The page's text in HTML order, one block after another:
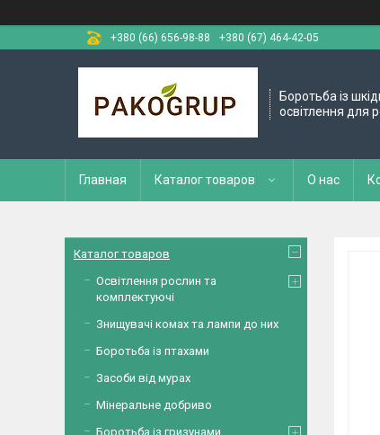
+380 (66) 656-98-88
+380 (67) 464-42-05
Боротьба із
освітлення для
Главная Каталог товаров О нас
Каталог товаров
Освітлення рослин та
комплектуючі
Знищувачі комах та лампи до них
Боротьба із птахами
Засоби від мурах
Мінеральне добриво
Боротьба із гризунами